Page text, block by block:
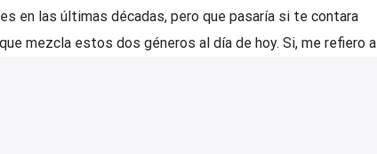
en las últimas décadas, pero que pasaría si te contara
mezcla estos dos géneros al día de hoy. Si, me refiero a